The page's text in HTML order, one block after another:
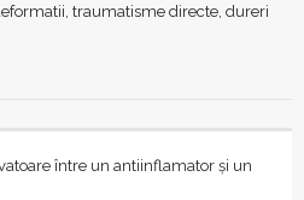
traumatisme directe, dureri
între un antiinflamator și un